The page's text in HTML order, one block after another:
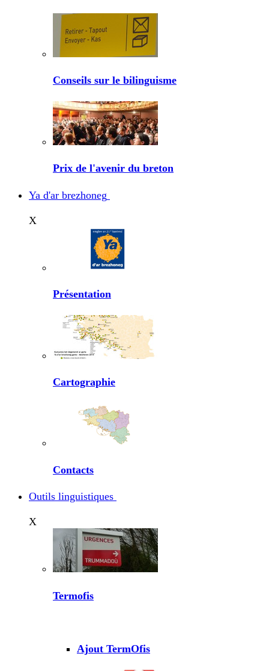
Conseils sur le bilinguisme
Prix de l'avenir du breton
Ya d'ar brezhoneg
X
Présentation
Cartographie
Contacts
Outils linguistiques
X
Termofis
Ajout TermOfis